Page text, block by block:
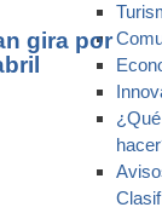
¿Qué
gira por